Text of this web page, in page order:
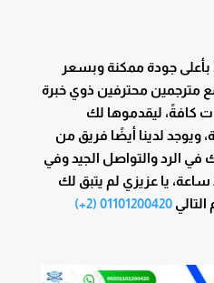
جودة ممكنة وبسعر
مترجمين محترفين ذوي خبرة
كافةً، ليقدموها لك
لدينا أيضًا فريق من
الرد والتواصل الجيد وفي
غضون دقائق وعلى مدار 24 ساعة، يا عزيزي لم يتبق لك